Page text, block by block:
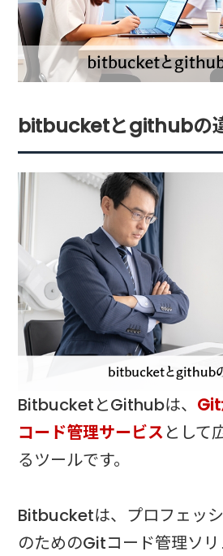
bitbucketとgithubの
BitbucketとGithubは、 Git
コード管理サービスとして
るツールです。
Bitbucketは、プロフェッ
のためのGitコード管理ソ